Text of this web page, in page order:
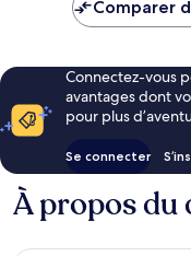
Comparer
Connectez-vous
avantages dont
pour plus
Se connecter
À propos